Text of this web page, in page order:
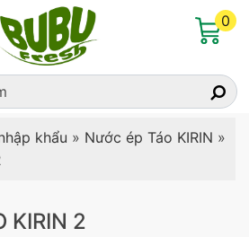
0
khẩu » Nước ép Táo KIRIN »
KIRIN 2